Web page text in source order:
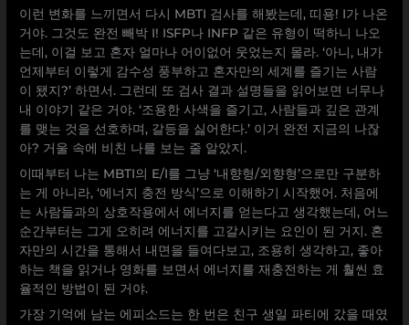
이런 변화를 느끼면서 다시 MBTI 검사를 해봤는데, 띠용! I가 나온
거야. 그것도 완전 빼박 I! ISFP나 INFP 같은 유형이 떡하니 나오
는데, 이걸 보고 혼자 얼마나 어이없어 웃었는지 몰라. ‘아니, 내가
언제부터 이렇게 감수성 풍부하고 혼자만의 세계를 즐기는 사람
이 됐지?’ 하면서. 그런데 또 검사 결과 설명들을 읽어보면 너무나
내 이야기 같은 거야. ‘조용한 사색을 즐기고, 사람들과 깊은 관계
를 맺는 것을 선호하며, 갈등을 싫어한다.’ 이거 완전 지금의 나잖
아? 거울 속에 비친 나를 보는 줄 알았지.
이때부터 나는 MBTI의 E/I를 그냥 ‘내향형/외향형’으로만 구분하
는 게 아니라, ‘에너지 충전 방식’으로 이해하기 시작했어. 처음에
는 사람들과의 상호작용에서 에너지를 얻는다고 생각했는데, 어느
순간부터는 그게 오히려 에너지를 고갈시키는 요인이 된 거지. 혼
자만의 시간을 통해서 내면을 들여다보고, 조용히 생각하고, 좋아
하는 책을 읽거나 영화를 보면서 에너지를 재충전하는 게 훨씬 효
율적인 방법이 된 거야.
가장 기억에 남는 에피소드는 한 번은 친구 생일 파티에 갔을 때였